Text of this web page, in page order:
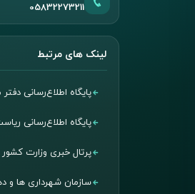
05832273211
لینک های مرتبط
پایگاه اطلاع‌رسانی
پایگاه اطلاع‌رسانی
پرتال خبری وزارت کشور
سازمان شهرداری ها و